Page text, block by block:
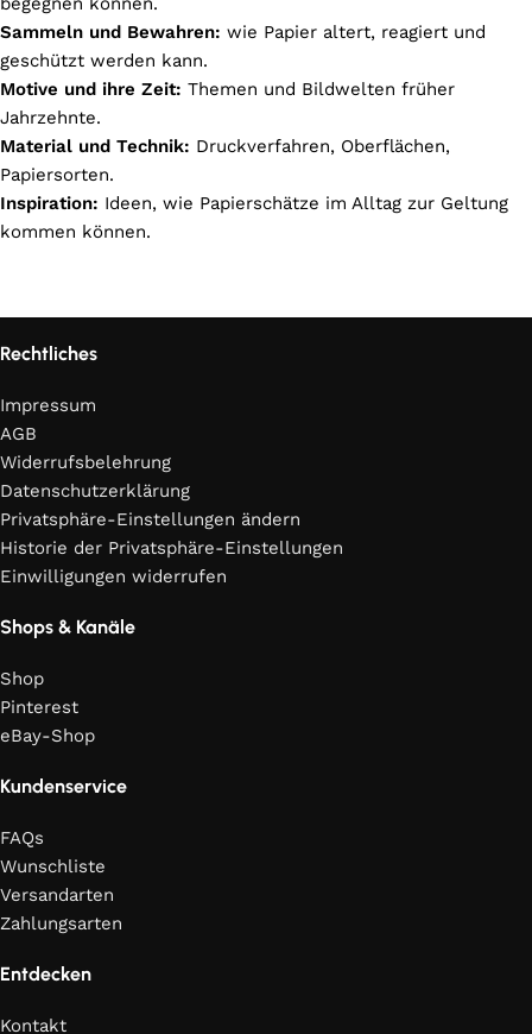
Sammeln und Bewahren: wie Papier altert, reagiert und
geschützt werden kann.
Motive und ihre Zeit: Themen und Bildwelten früher
Jahrzehnte.
Material und Technik: Druckverfahren, Oberflächen,
Papiersorten.
Inspiration: Ideen, wie Papierschätze im Alltag zur Geltung
kommen können.
Rechtliches
Impressum
AGB
Widerrufsbelehrung
Datenschutzerklärung
Privatsphäre-Einstellungen ändern
Historie der Privatsphäre-Einstellungen
Einwilligungen widerrufen
Shops & Kanäle
Shop
Pinterest
eBay-Shop
Kundenservice
FAQs
Wunschliste
Versandarten
Zahlungsarten
Entdecken
Kontakt